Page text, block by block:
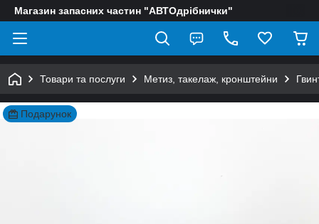
Магазин запасних частин "АВТОдрібнички"
Товари та послуги Метиз, такелаж, кронштейни
Подарунок